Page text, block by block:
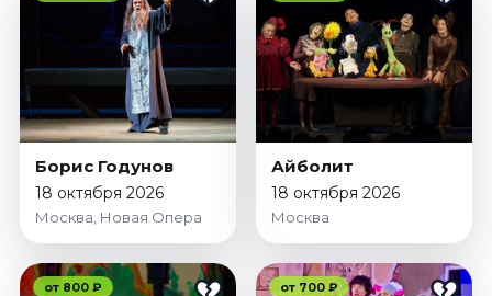
Борис Годунов
18 октября 2026
Москва, Новая Опера
Айболит
18 октября 2026
Москва
от 800 ₽ от 700 ₽